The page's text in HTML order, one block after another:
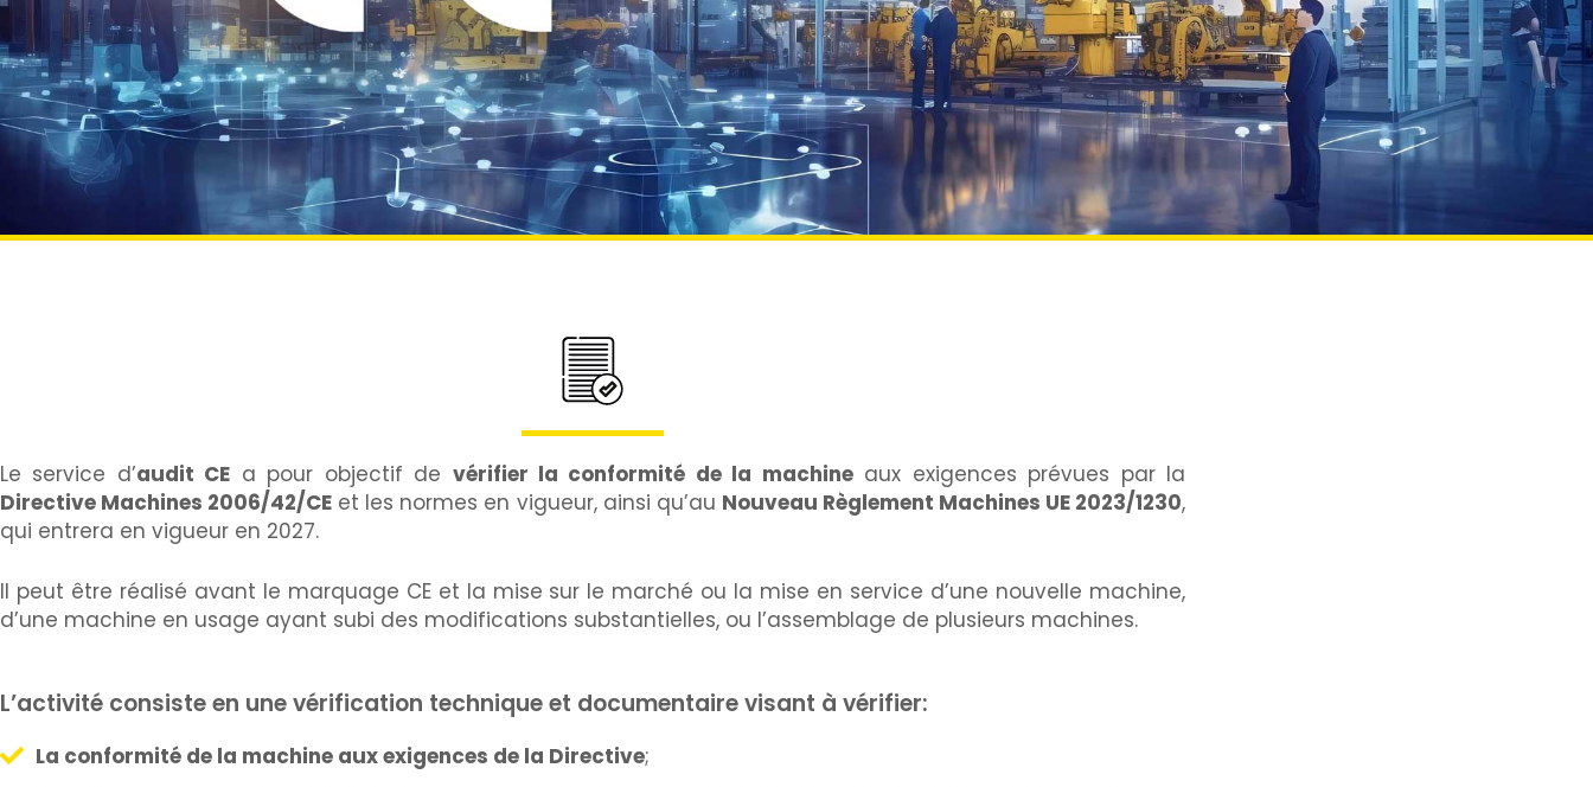
Le service d’audit CE a pour objectif de vérifier la conformité de la machineaux exigences prévues par la
Directive Machines 2006/42/CE et les normes en vigueur, ainsi qu’au Nouveau Règlement Machines UE 2023/1230,
qui entrera en vigueur en 2027.
Il peut être réalisé avant le marquage CE et la mise sur le marché ou la mise en service d’une nouvelle machine,
d’une machine en usage ayant subi des modifications substantielles, ou l’assemblage de plusieurs machines.
L’activité consiste en une vérification technique et documentaire visant à vérifier:
La conformité de la machine aux exigences de la Directive;